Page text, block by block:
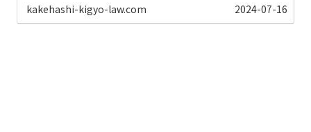
士とは何か？について少しご説明をしたいと思います。
kakehashi-kigyo-law.com 2024-07-16